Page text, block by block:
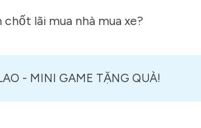
chốt lãi mua nhà mua xe?
- MINI GAME TẶNG QUÀ!